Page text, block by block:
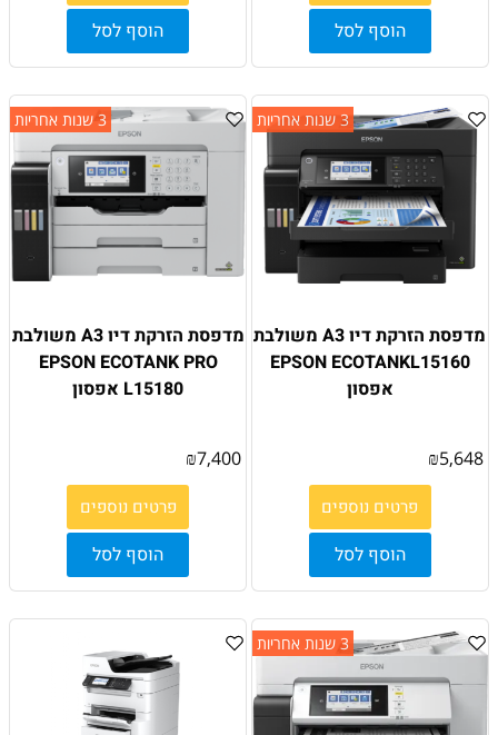
הוסף לסל הוסף לסל
3 שנות אחריות
מדפסת הזרקת דיו A3 משולבת
EPSON ECOTANKL15160
אפסון
₪5,648
פרטים נוספים
הוסף לסל
3 שנות אחריות
מדפסת הזרקת דיו A3 משולבת
EPSON ECOTANK PRO
L15180 אפסון
₪7,400
פרטים נוספים
הוסף לסל
3 שנות אחריות